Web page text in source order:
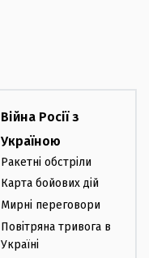
Війна Росії з
Україною
Ракетні обстріли
Карта бойових дій
Мирні переговори
Повітряна тривога в
Україні